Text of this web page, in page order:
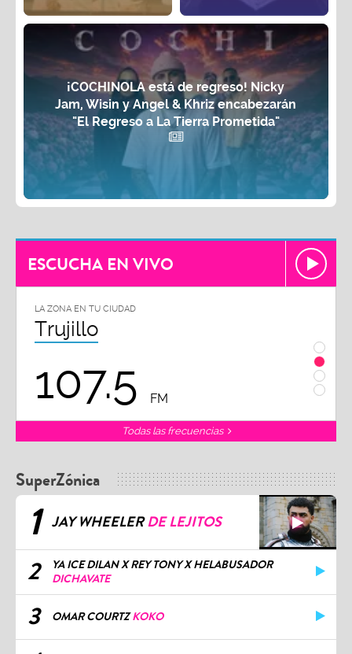
¡COCHINOLA está de regreso! Nicky
Jam, Wisin y Angel & Khriz encabezarán
"El Regreso a La Tierra Prometida"
ESCUCHA EN VIVO
LA ZONA EN TU CIUDAD
Trujillo
107.5 FM
Todas las frecuencias
SuperZónica
1 JAY WHEELERDE LEJITOS
2
YA ICE DILAN X REY TONY X HELABUSADOR
DICHAVATE
3 OMAR COURTZKOKO